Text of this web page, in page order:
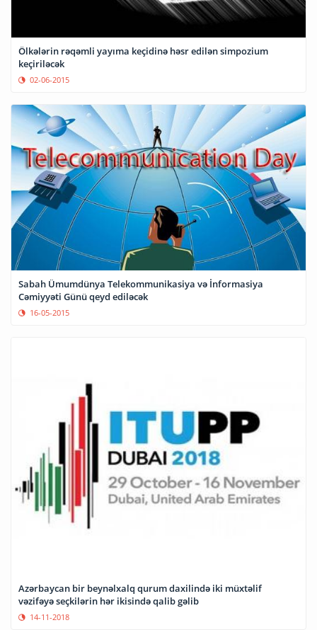
Ölkələrin rəqəmli yayıma keçidinə həsr edilən simpozium
keçiriləcək
02-06-2015
Sabah Ümumdünya Telekommunikasiya və İnformasiya
Cəmiyyəti Günü qeyd ediləcək
16-05-2015
Azərbaycan bir beynəlxalq qurum daxilində iki müxtəlif
vəzifəyə seçkilərin hər ikisində qalib gəlib
14-11-2018